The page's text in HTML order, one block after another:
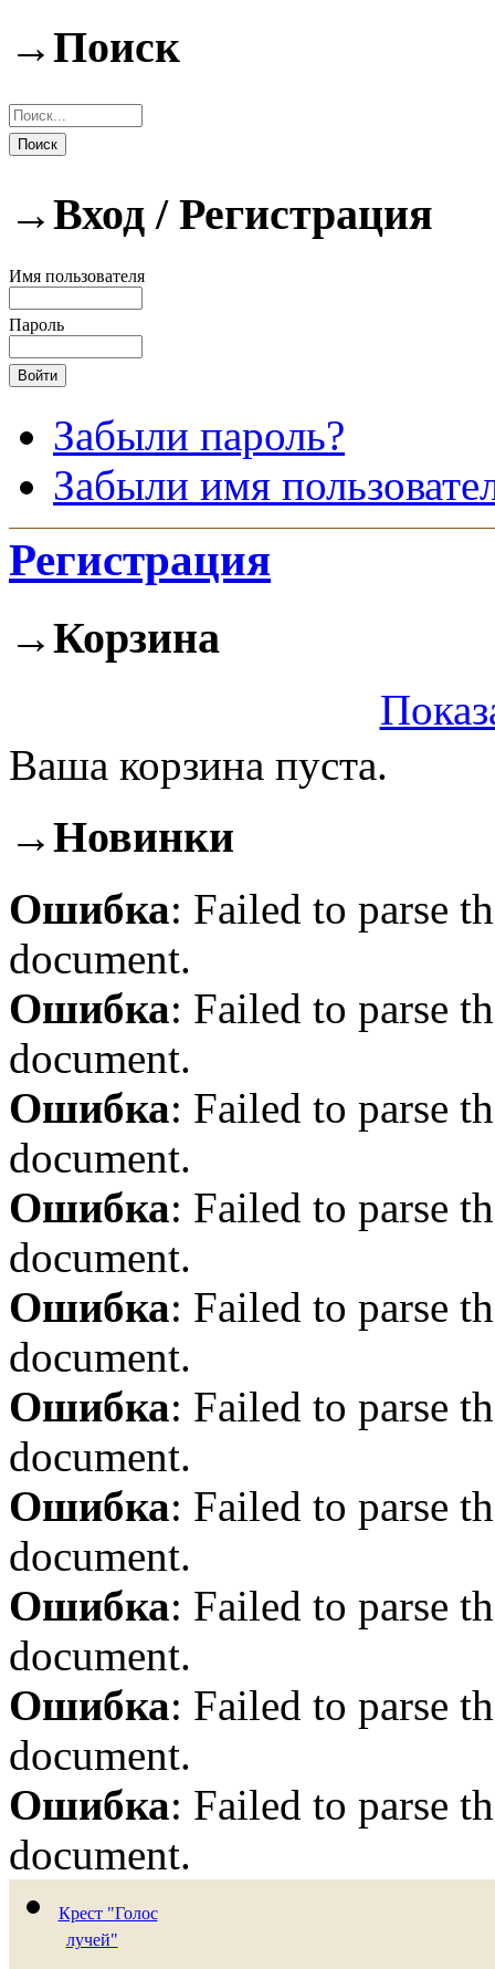
→Поиск
→Вход / Регистрация
Имя пользователя
Пароль
Забыли пароль?
Забыли имя
Регистрация
→Корзина
Ваша корзина пуста.
→Новинки
Ошибка: Failed to parse
document.
Ошибка: Failed to parse
document.
Ошибка: Failed to parse
document.
Ошибка: Failed to parse
document.
Ошибка: Failed to parse
document.
Ошибка: Failed to parse
document.
Ошибка: Failed to parse
document.
Ошибка: Failed to parse
document.
Ошибка: Failed to parse
document.
Ошибка: Failed to parse
document.
Крест "Голос
лучей"